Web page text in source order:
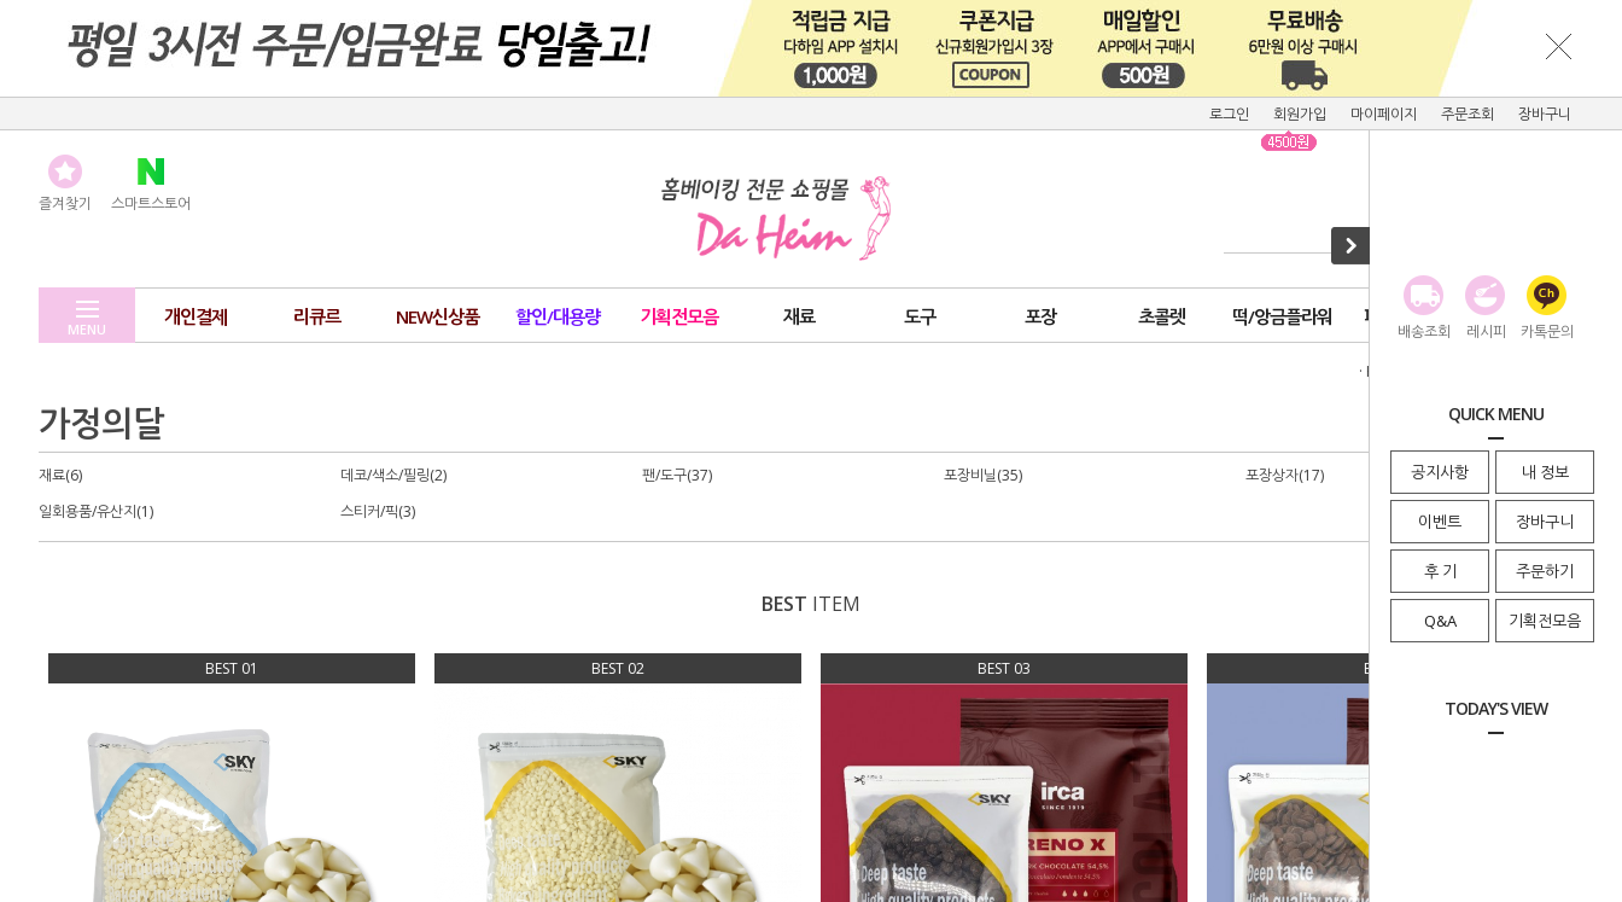
배송조회 레시피 카톡문의
QUICK MENU
공지사항 내 정보
이벤트 장바구니
후 기 주문하기
Q&A 기획전모음
TODAY'S VIEW
로그인 회원가입 마이페이지 주문조회 장바구니
즐겨찾기 스마트스토어
MENU
개인결제 리큐르 NEW신상품 할인/대용량 기획전모음 재료 도구 포장 초콜렛 떡/앙금플라워 피크닉용품
· HOME
가정의달
재료(6) 데코/색소/필링(2) 팬/도구(37) 포장비닐(35)
포장상자(17)
일회용품/유산지(1)
스티커/픽(3)
BEST ITEM
BEST 01 BEST 02 BEST 03 BEST 04